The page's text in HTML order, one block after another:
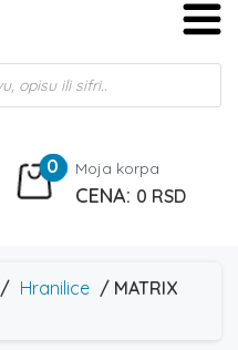
0 Moja korpa
0 RSD
/ Hranilice / MATRIX